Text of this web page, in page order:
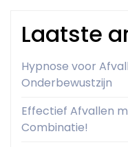
Laatste
Hypnose voor
Onderbewustzijn
Effectief Afvallen
Combinatie!